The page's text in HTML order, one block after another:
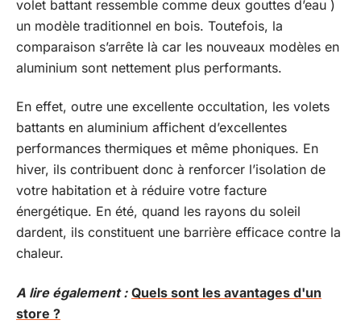
volet battant ressemble comme deux gouttes d’eau )
un modèle traditionnel en bois. Toutefois, la
comparaison s’arrête là car les nouveaux modèles en
aluminium sont nettement plus performants.
En effet, outre une excellente occultation, les volets
battants en aluminium affichent d’excellentes
performances thermiques et même phoniques. En
hiver, ils contribuent donc à renforcer l’isolation de
votre habitation et à réduire votre facture
énergétique. En été, quand les rayons du soleil
dardent, ils constituent une barrière efficace contre la
chaleur.
A lire également : Quels sont les avantages d'un
store ?